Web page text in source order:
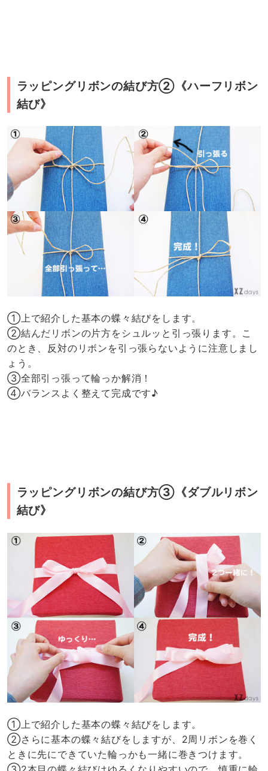
ラッピングリボンの結び方②《ハーフリボン
結び》
①上で紹介した基本の蝶々結びをします。
②結んだリボンの片方をシュルッと引っ張ります。こ
のとき、反対のリボンを引っ張らないように注意しまし
ょう。
③全部引っ張って輪っか解消！
④バランスよく整えて完成です♪
ラッピングリボンの結び方③《ダブルリボン
結び》
①上で紹介した基本の蝶々結びをします。
②さらに基本の蝶々結びをしますが、2周リボンを巻く
ときに先にできていた輪っかも一緒に巻きつけます。